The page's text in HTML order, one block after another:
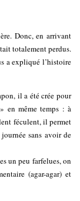
Donc, en arrivant
totalement perdus.
a expliqué l’histoire
il a été crée pour
en même temps : à
féculent, il permet
sans avoir de
un peu farfelues, on
(agar-agar) et